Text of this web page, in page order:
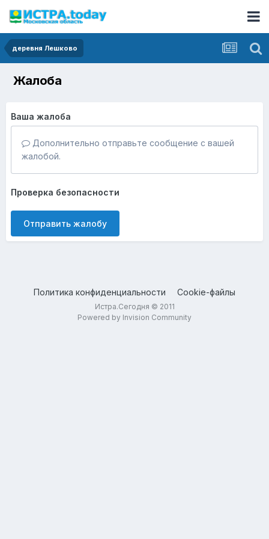
деревня Лешково
Жалоба
Ваша жалоба
Дополнительно отправьте сообщение с вашей
жалобой.
Проверка безопасности
Отправить жалобу
Политика конфиденциальности Cookie-файлы
Истра.Сегодня © 2011
Powered by Invision Community